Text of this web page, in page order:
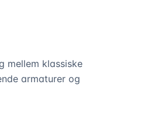
mellem klassiske
armaturer og